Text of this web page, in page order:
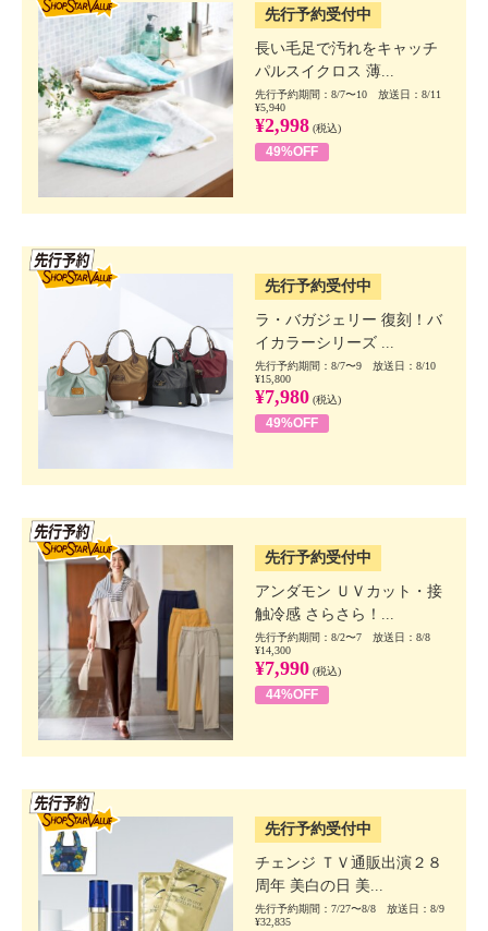
先行予約受付中
長い毛足で汚れをキャッチ
パルスイクロス 薄...
先行予約期間：8/7〜10 放送日：8/11
¥5,940
¥2,998 (税込)
49%OFF
先行予約受付中
ラ・バガジェリー 復刻！バ
イカラーシリーズ ...
先行予約期間：8/7〜9 放送日：8/10
¥15,800
¥7,980 (税込)
49%OFF
先行予約受付中
アンダモン ＵＶカット・接
触冷感 さらさら！...
先行予約期間：8/2〜7 放送日：8/8
¥14,300
¥7,990 (税込)
44%OFF
先行予約受付中
チェンジ ＴＶ通販出演２８
周年 美白の日 美...
先行予約期間：7/27〜8/8 放送日：8/9
¥32,835